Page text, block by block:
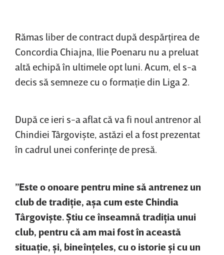
Rămas liber de contract după despărţirea de
Concordia Chiajna, Ilie Poenaru nu a preluat
altă echipă în ultimele opt luni. Acum, el s-a
decis să semneze cu o formaţie din Liga 2.
După ce ieri s-a aflat că va fi noul antrenor al
Chindiei Târgovişte, astăzi el a fost prezentat
în cadrul unei conferinţe de presă.
”Este o onoare pentru mine să antrenez un
club de tradiţie, aşa cum este Chindia
Târgovişte. Ştiu ce înseamnă tradiţia unui
club, pentru că am mai fost în această
situaţie, şi, bineînţeles, cu o istorie şi cu un